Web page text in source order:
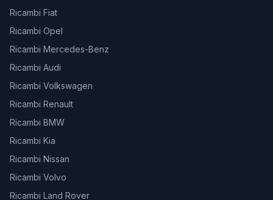
Ricambi Fiat
Ricambi Opel
Ricambi Mercedes-Benz
Ricambi Audi
Ricambi Volkswagen
Ricambi Renault
Ricambi BMW
Ricambi Kia
Ricambi Nissan
Ricambi Volvo
Ricambi Land Rover